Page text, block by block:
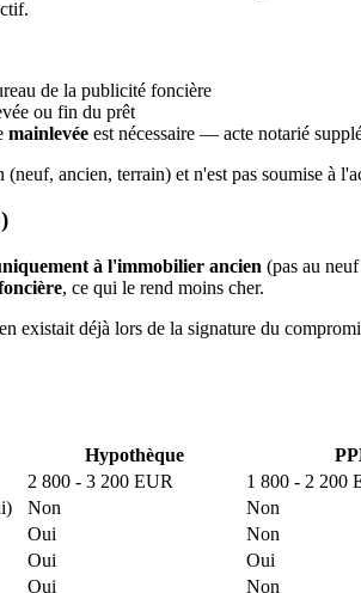
de la publicité foncière
ou fin du prêt
mainlevée est nécessaire — acte notarié
ancien, terrain) et n'est pas soumise à
à l'immobilier ancien (pas au
, ce qui le rend moins cher.
existait déjà lors de la signature du
Hypothèque
2 800 - 3 200 EUR
1 800 - 2 200
Non
Non
Oui
Non
Oui
Oui
Oui
Non